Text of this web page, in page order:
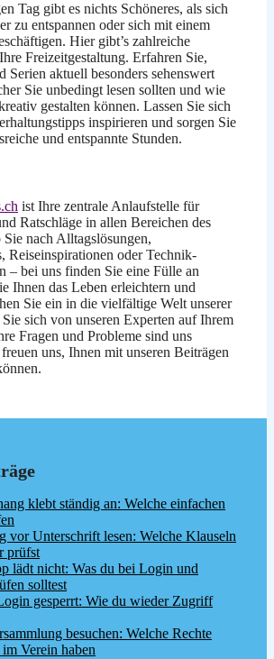
Tag gibt es nichts Schöneres, als sich
zu entspannen oder sich mit einem
Hier gibt’s zahlreiche
Freizeitgestaltung. Erfahren Sie,
Serien aktuell besonders sehenswert
Sie unbedingt lesen sollten und wie
gestalten können. Lassen Sie sich
inspirieren und sorgen Sie
und entspannte Stunden.
ist Ihre zentrale Anlaufstelle für
Ratschläge in allen Bereichen des
nach Alltagslösungen,
Reiseinspirationen oder Technik-
– bei uns finden Sie eine Fülle an
Ihnen das Leben erleichtern und
Sie ein in die vielfältige Welt unserer
sich von unseren Experten auf Ihrem
Fragen und Probleme sind uns
uns, Ihnen mit unseren Beiträgen
klebt ständig an: Welche einfachen
vor Unterschrift lesen: Welche Klauseln
prüfst
lädt nicht: Was du bei Login und
solltest
gesperrt: Wie du wieder Zugriff
besuchen: Welche Rechte
Verein haben